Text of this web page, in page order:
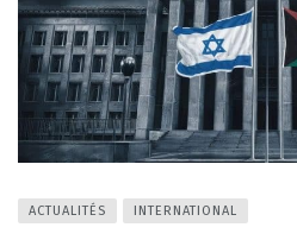
ACTUALITÉS INTERNATIONAL